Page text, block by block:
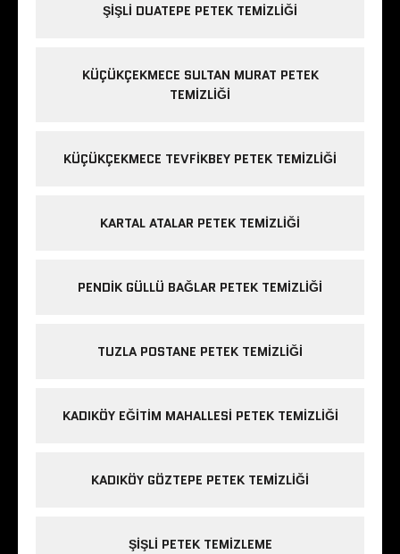
ŞIŞLI DUATEPE PETEK TEMIZLIĞI
KÜÇÜKÇEKMECE SULTAN MURAT PETEK
TEMIZLIĞI
KÜÇÜKÇEKMECE TEVFIKBEY PETEK TEMIZLIĞI
KARTAL ATALAR PETEK TEMIZLIĞI
PENDIK GÜLLÜ BAĞLAR PETEK TEMIZLIĞI
TUZLA POSTANE PETEK TEMIZLIĞI
KADIKÖY EĞITIM MAHALLESI PETEK TEMIZLIĞI
KADIKÖY GÖZTEPE PETEK TEMIZLIĞI
ŞIŞLI PETEK TEMIZLEME